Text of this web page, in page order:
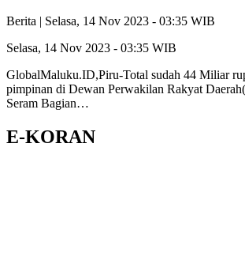
Berita | Selasa, 14 Nov 2023 - 03:35 WIB
Selasa, 14 Nov 2023 - 03:35 WIB
GlobalMaluku.ID,Piru-Total sudah 44 Miliar
pimpinan di Dewan Perwakilan Rakyat
Seram Bagian…
E-KORAN